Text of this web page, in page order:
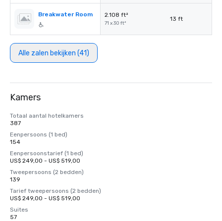
Breakwater Room 2.108 ft²
71 x 30 ft²
13 ft
Alle zalen bekijken (41)
Kamers
Totaal aantal hotelkamers
387
Eenpersoons (1 bed)
154
Eenpersoonstarief (1 bed)
US$ 249,00 - US$ 519,00
Tweepersoons (2 bedden)
139
Tarief tweepersoons (2 bedden)
US$ 249,00 - US$ 519,00
Suites
57